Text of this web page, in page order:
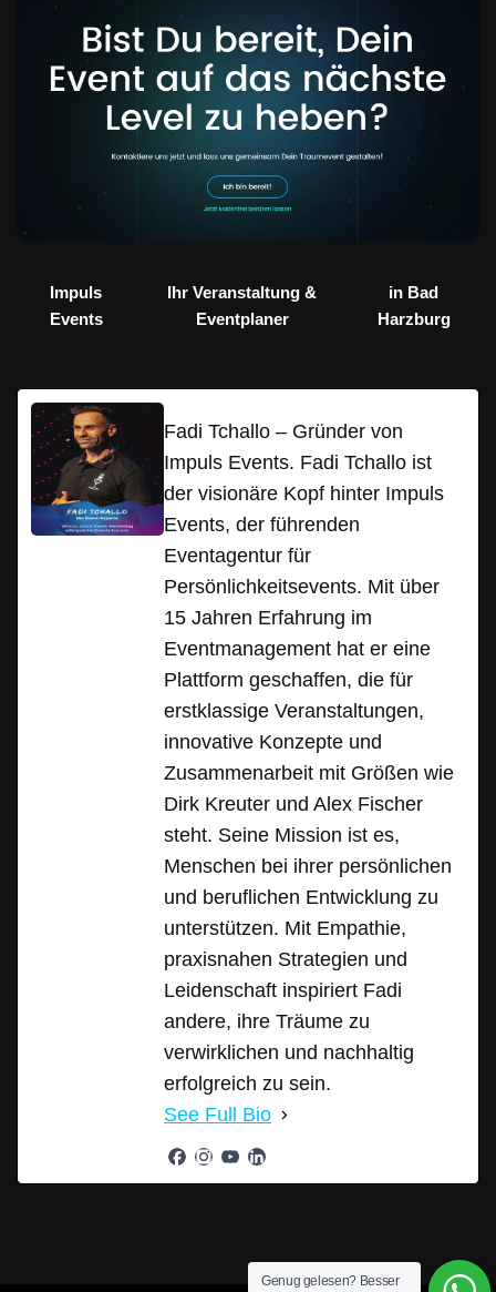
Impuls
Events
Ihr Veranstaltung &
Eventplaner
in Bad
Harzburg
Fadi Tchallo – Gründer von
Impuls Events. Fadi Tchallo ist
der visionäre Kopf hinter Impuls
Events, der führenden
Eventagentur für
Persönlichkeitsevents. Mit über
15 Jahren Erfahrung im
Eventmanagement hat er eine
Plattform geschaffen, die für
erstklassige Veranstaltungen,
innovative Konzepte und
Zusammenarbeit mit Größen wie
Dirk Kreuter und Alex Fischer
steht. Seine Mission ist es,
Menschen bei ihrer persönlichen
und beruflichen Entwicklung zu
unterstützen. Mit Empathie,
praxisnahen Strategien und
Leidenschaft inspiriert Fadi
andere, ihre Träume zu
verwirklichen und nachhaltig
erfolgreich zu sein.
See Full Bio
Genug gelesen? Besser